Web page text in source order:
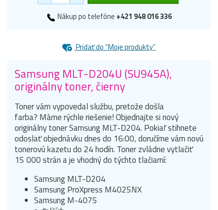
Nákup po telefóne +421 948 016 336
Pridať do “Moje produkty”
Samsung MLT-D204U (SU945A),
originálny toner, čierny
Toner vám vypovedal službu, pretože došla
farba? Máme rýchle riešenie!Objednajte si nový
originálny toner Samsung MLT-D204. Pokiaľ stihnete
odoslať objednávku dnes do 16:00, doručíme vám novú
tonerovú kazetu do 24 hodín. Toner zvládne vytlačiť
15 000 strán a je vhodný do týchto tlačiarní:
Samsung MLT-D204
Samsung ProXpress M4025NX
Samsung M-4075